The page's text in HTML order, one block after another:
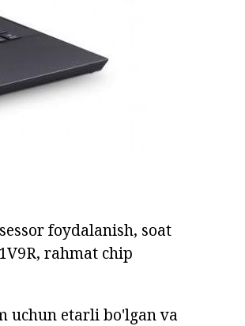
foydalanish, soat
rahmat chip
uchun etarli bo'lgan va